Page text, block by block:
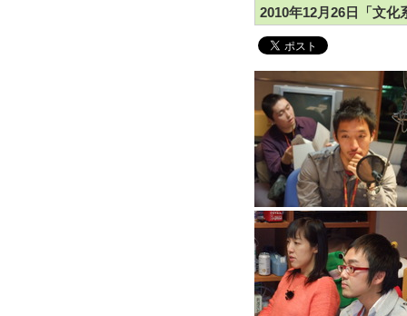
2010年12月26日「文化